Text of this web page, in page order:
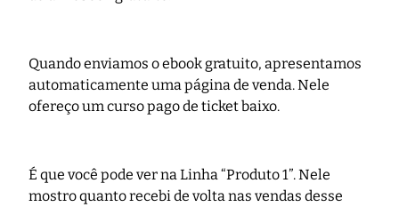
Quando enviamos o ebook gratuito, apresentamos
automaticamente uma página de venda. Nele
ofereço um curso pago de ticket baixo.
É que você pode ver na Linha “Produto 1”. Nele
mostro quanto recebi de volta nas vendas desse